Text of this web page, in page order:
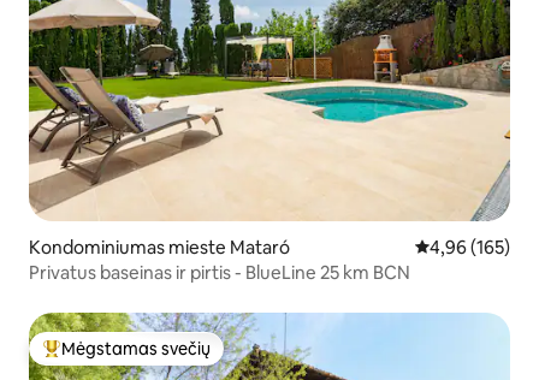
Kondominiumas mieste Mataró Vidutinis
4,96 (165)
Privatus baseinas ir pirtis - BlueLine 25 km BCN
Svečių mėgstamiausias
Mėgstamas svečių